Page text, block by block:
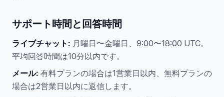
サポート時間と回答時間
ライブチャット: 月曜日〜金曜日、9:00〜18:00 UTC。
平均回答時間は10分以内です。
メール: 有料プランの場合は1営業日以内、無料プランの
場合は2営業日以内に返信します。